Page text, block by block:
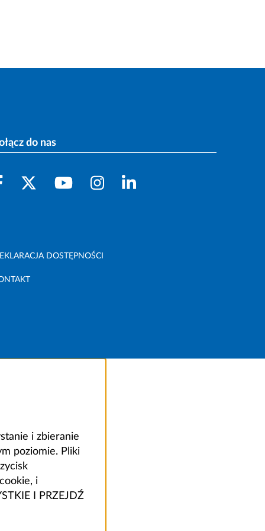
do nas
DOSTĘPNOŚCI
i zbieranie
poziomie. Pliki
i
I PRZEJDŹ